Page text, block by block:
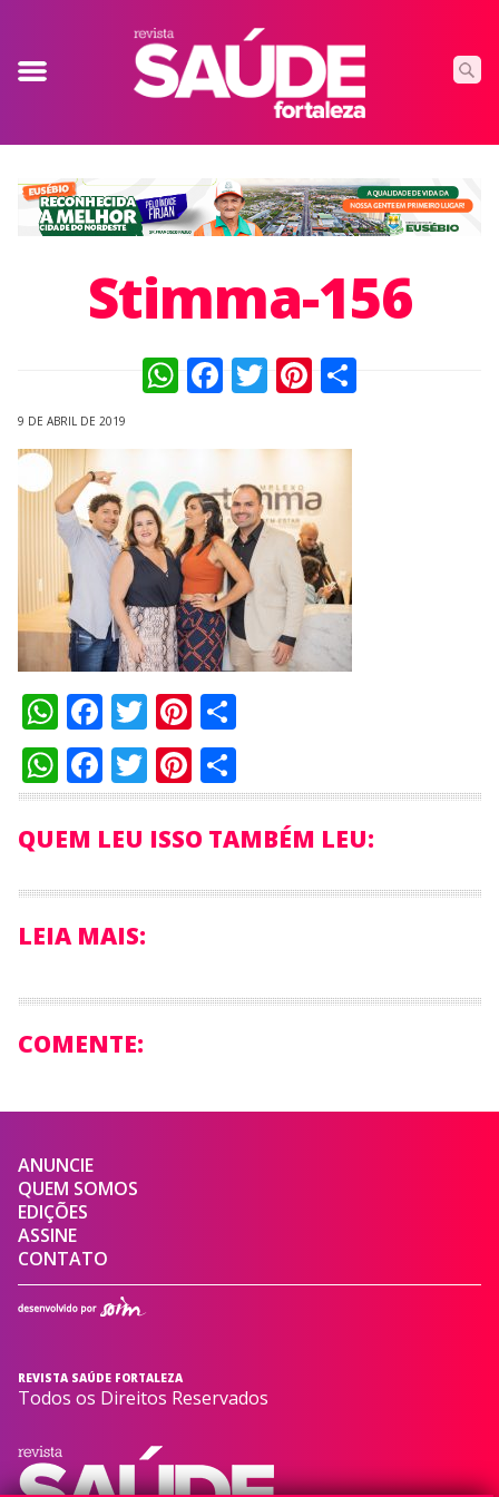
Stimma-156
WhatsApp
Facebook
TwitterPinterest
9 DE ABRIL DE 2019
WhatsApp
Facebook
Twitter
Pinterest
Compartilhar
WhatsApp
Facebook
Twitter
Pinterest
Compartilhar
QUEM LEU ISSO TAMBÉM LEU:
LEIA MAIS:
COMENTE:
ANUNCIE
QUEM SOMOS
EDIÇÕES
ASSINE
CONTATO
REVISTA SAÚDE FORTALEZA
Todos os Direitos Reservados